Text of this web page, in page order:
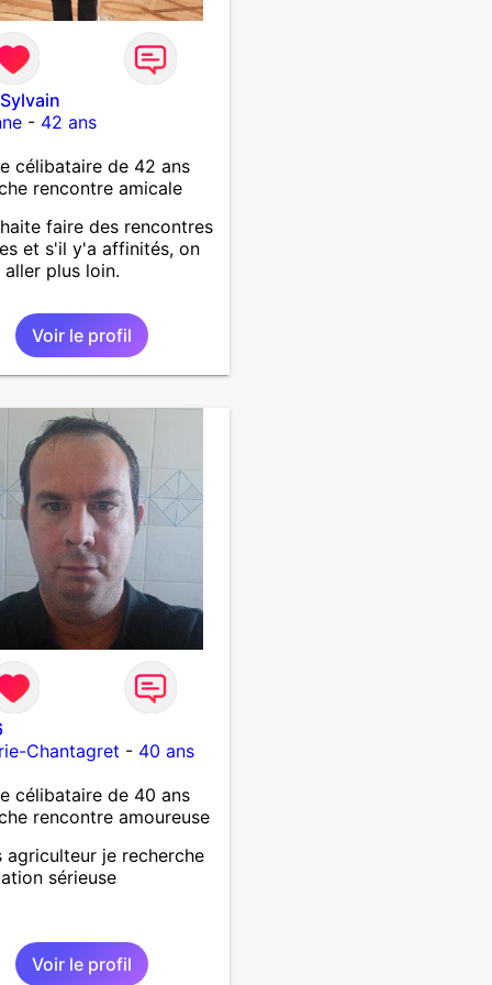
- 42 ans
célibataire de 42 ans
rencontre amicale
faire des rencontres
et s'il y'a affinités, on
plus loin.
Voir le profil
Chantagret - 40 ans
célibataire de 40 ans
rencontre amoureuse
agriculteur je recherche
sérieuse
Voir le profil